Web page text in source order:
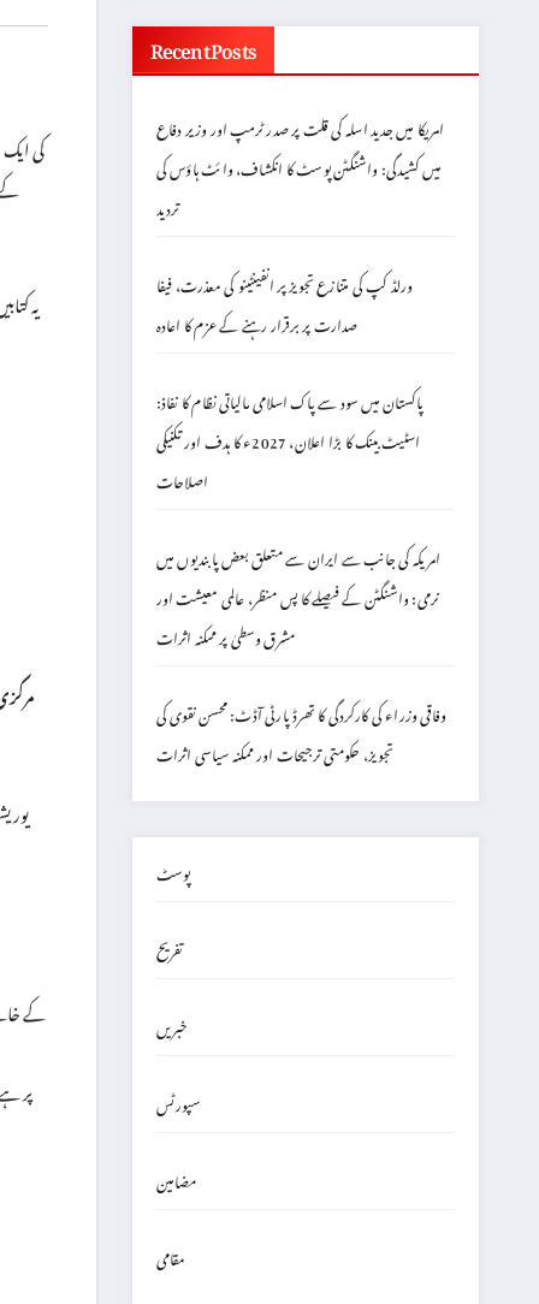
یہ
Recent Posts
امریکا میں جدید اسلہ کی قلت پر صدر ٹرمپ اور وزیر دفاع
میں کشیدگی: واشنگٹن پوسٹ کا انکشاف، وائٹ ہاؤس کی
تردید
ورلڈ کپ کی متنازع تجویز پر انفینٹینو کی معذرت، فیفا
صدارت پر برقرار رہنے کے عزم کا اعادہ
پاکستان میں سود سے پاک اسلامی مالیاتی نظام کا نفاذ:
اسٹیٹ بینک کا بڑا اعلان، 2027ء کا ہدف اور تکنیکی
اصلاحات
امریکہ کی جانب سے ایران سے متعلق بعض پابندیوں میں
نرمی: واشنگٹن کے فیصلے کا پس منظر، عالمی معیشت اور
مشرق وسطیٰ پر ممکنہ اثرات
وفاقی وزراء کی کارکردگی کا تھرڈ پارٹی آڈٹ: محسن نقوی کی
تجویز، حکومتی ترجیحات اور ممکنہ سیاسی اثرات
پوسٹ
تفریح
خبریں
سپورٹس
مضامین
مقامی